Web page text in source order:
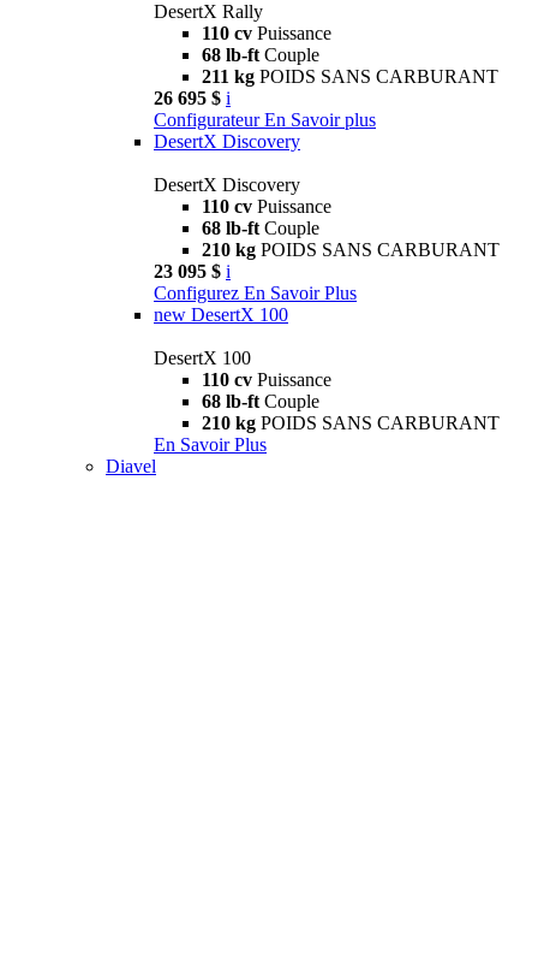
DesertX Rally
110 cv Puissance
68 lb-ft Couple
211 kg POIDS SANS CARBURANT
26 695 $ i
Configurateur En Savoir plus
DesertX Discovery
DesertX Discovery
110 cv Puissance
68 lb-ft Couple
210 kg POIDS SANS CARBURANT
23 095 $ i
Configurez En Savoir Plus
new DesertX 100
DesertX 100
110 cv Puissance
68 lb-ft Couple
210 kg POIDS SANS CARBURANT
En Savoir Plus
Diavel